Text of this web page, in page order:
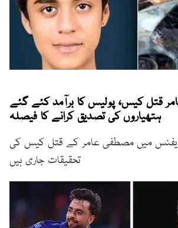
قتل کیس، پولیس کا برآمد کئے گئے
ہتھیاروں کی تصدیق کرانے کا فیصلہ
میں مصطفی عامر کے قتل کیس کی
تحقیقات جاری ہیں